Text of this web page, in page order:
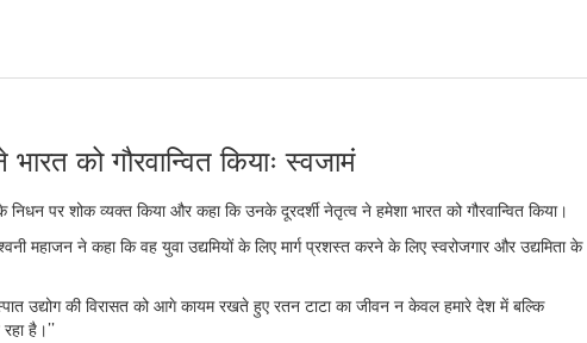
को गौरवान्वित कियाः स्वजामं
पर शोक व्यक्त किया और कहा कि उनके दूरदर्शी नेतृत्व ने हमेशा भारत को गौरवान्वित किया।
महाजन ने कहा कि वह युवा उद्यमियों के लिए मार्ग प्रशस्त करने के लिए स्वरोजगार और उद्यमिता के
उद्योग की विरासत को आगे कायम रखते हुए रतन टाटा का जीवन न केवल हमारे देश में बल्कि
है।’’